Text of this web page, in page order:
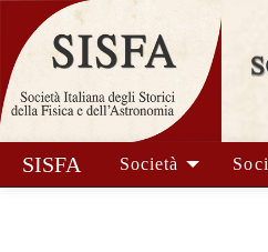
SISFA Società Soci